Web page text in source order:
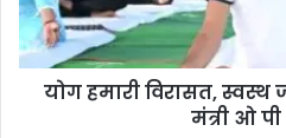
योग हमारी विरासत, स्वस्थ
मंत्री ओ पी